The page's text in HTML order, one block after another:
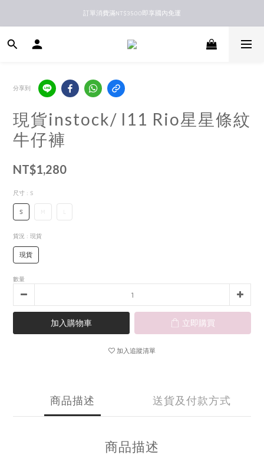
新馬港澳順豐到付配送
訂單消費滿NT$3500即享國內免運
新馬港澳順豐到付配送
分享到
現貨instock/ l11 Rio星星條紋
牛仔褲
NT$1,280
尺寸 : S
S
貨況 : 現貨
現貨
數量
加入購物車 立即購買
加入追蹤清單
商品描述 送貨及付款方式
商品描述